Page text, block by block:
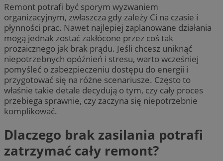
Remont potrafi być sporym wyzwaniem
organizacyjnym, zwłaszcza gdy zależy Ci na czasie i
płynności prac. Nawet najlepiej zaplanowane działania
mogą jednak zostać zakłócone przez coś tak
prozaicznego jak brak prądu. Jeśli chcesz uniknąć
niepotrzebnych opóźnień i stresu, warto wcześniej
pomyśleć o zabezpieczeniu dostępu do energii i
przygotować się na różne scenariusze. Często to
właśnie takie detale decydują o tym, czy cały proces
przebiega sprawnie, czy zaczyna się niepotrzebnie
komplikować.
Dlaczego brak zasilania potrafi
zatrzymać cały remont?